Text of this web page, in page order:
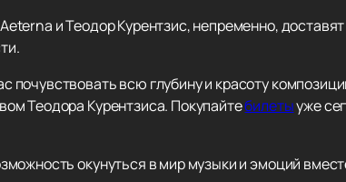
и Теодор Курентзис, непременно,
почувствовать всю глубину и красоту
Теодора Курентзиса. Покупайтебилетыуже
окунуться в мир музыки и эмоций